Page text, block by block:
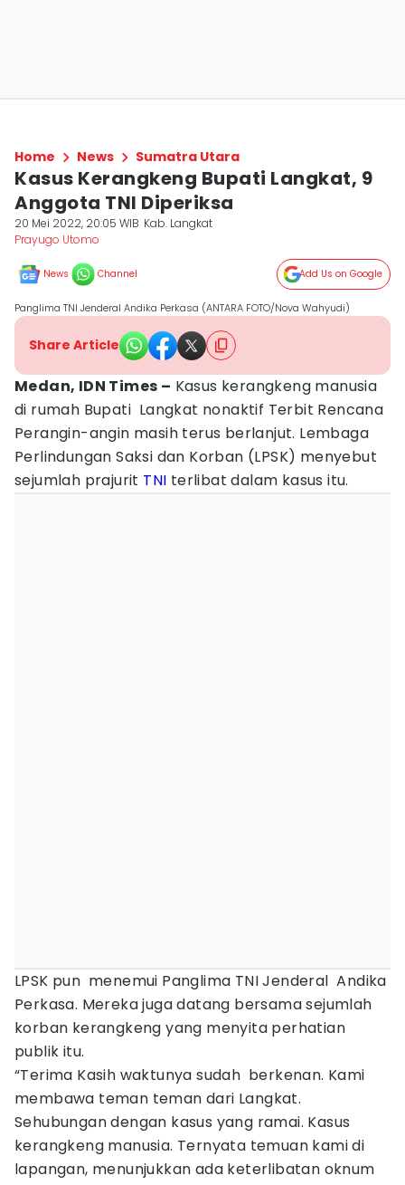
Home News Sumatra Utara
Kasus Kerangkeng Bupati Langkat, 9
Anggota TNI Diperiksa
20 Mei 2022, 20:05 WIB Kab. Langkat
Prayugo Utomo
News Channel Add Us on Google
Panglima TNI Jenderal Andika Perkasa (ANTARA FOTO/Nova Wahyudi)
Share Article
Medan, IDN Times – Kasus kerangkeng manusia
di rumah Bupati Langkat nonaktif Terbit Rencana
Perangin-angin masih terus berlanjut. Lembaga
Perlindungan Saksi dan Korban (LPSK) menyebut
sejumlah prajurit TNI terlibat dalam kasus itu.
LPSK pun menemui Panglima TNI Jenderal Andika
Perkasa. Mereka juga datang bersama sejumlah
korban kerangkeng yang menyita perhatian
publik itu.
“Terima Kasih waktunya sudah berkenan. Kami
membawa teman teman dari Langkat.
Sehubungan dengan kasus yang ramai. Kasus
kerangkeng manusia. Ternyata temuan kami di
lapangan, menunjukkan ada keterlibatan oknum